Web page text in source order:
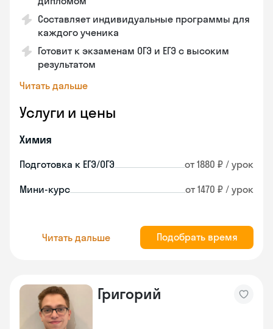
Составляет индивидуальные программы для
каждого ученика
Готовит к экзаменам ОГЭ и ЕГЭ с высоким
результатом
Читать дальше
Услуги и цены
Химия
Подготовка к ЕГЭ/ОГЭ от 1880 ₽ / урок
Мини-курс от 1470 ₽ / урок
Читать дальше Подобрать время
Григорий